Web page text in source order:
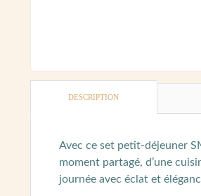
DESCRIPTION
Avec ce set petit-déjeuner
moment partagé, d’une
journée avec éclat et